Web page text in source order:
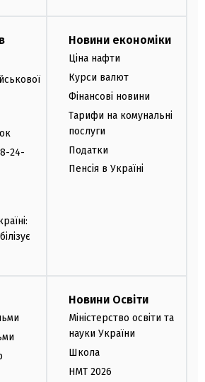
24-
Новини економіки
Ціна нафти
Курси валют
Фінансові новини
Тарифи на комунальні
послуги
Податки
Пенсія в Україні
Новини Освіти
Міністерство освіти та
науки України
Школа
НМТ 2026